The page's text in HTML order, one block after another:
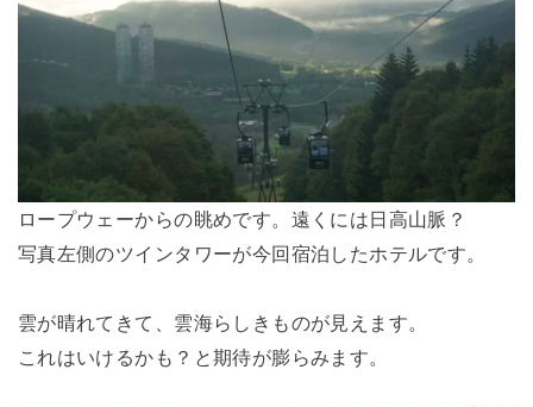
ロープウェーからの眺めです。遠くには日高山脈？
写真左側のツインタワーが今回宿泊したホテルです。
雲が晴れてきて、雲海らしきものが見えます。
これはいけるかも？と期待が膨らみます。